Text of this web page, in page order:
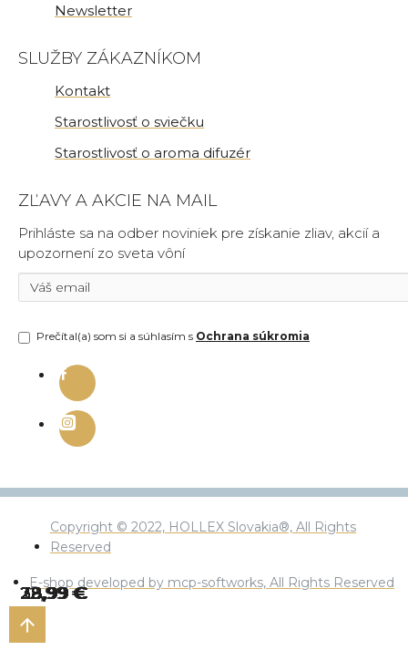
39,99 €
28,99 €
28,99 €
39,99 €
39,99 €
28,99 €
39,99 €
39,99 €
39,99 €
28,99 €
39,99 €
39,99 €
28,99 €
28,99 €
12,99 €
Newsletter
SLUŽBY ZÁKAZNÍKOM
Kontakt
Starostlivosť o sviečku
Starostlivosť o aroma difuzér
ZĽAVY A AKCIE NA MAIL
Prihláste sa na odber noviniek pre získanie zliav, akcií a
upozornení zo sveta vôní
Prečítal(a) som si a súhlasím s Ochrana súkromia
Copyright © 2022, HOLLEX Slovakia®, All Rights
Reserved
E-shop developed by mcp-softworks, All Rights Reserved